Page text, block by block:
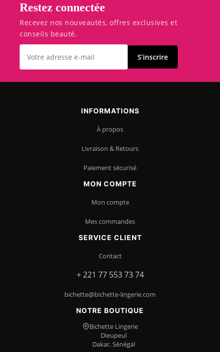
Restez connectée
Recevez nos nouveautés, offres exclusives et
conseils beauté.
S’inscrire
INFORMATIONS
À propos
Livraison & Retours
Paiement sécurisé
MON COMPTE
Mon compte
Mes commandes
SERVICE CLIENT
Contact
+ 221 77 553 73 74
bichette@bichette-lingerie.com
NOTRE BOUTIQUE
Bichette Lingerie
Dieupeul
Dakar, Sénégal